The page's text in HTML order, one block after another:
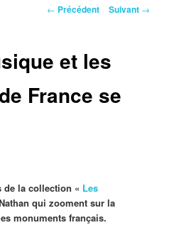
Navigation
← Précédent Suivant →
et les
France se
de la collection « Les
qui zooment sur la
monuments français.